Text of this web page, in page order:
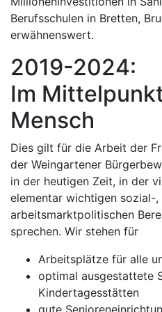
Berufsschulen in Bretten,
erwähnenswert.
2019-2024:
Im
Mensch
Dies gilt für die Arbeit der
der Weingartener
in der heutigen Zeit, in der
elementar wichtigen sozial-
arbeitsmarktpolitischen
sprechen. Wir stehen für
Arbeitsplätze für alle
optimal ausgestattete
Kindertagesstätten
gute